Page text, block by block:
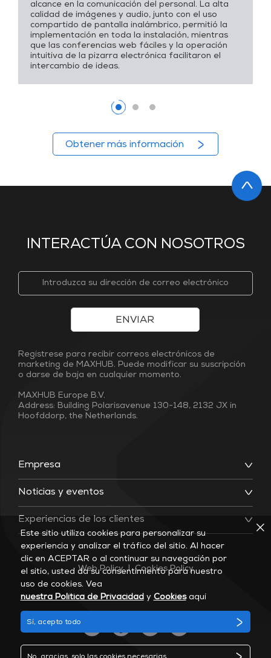
alcance en la comunicación del personal. La alta
calidad de imágenes y audio, junto con el uso
compartido de pantalla inalámbrico, permitió la
implementación en toda la instalación, mientras
que las conferencias web fáciles y la operación
intuitiva de la pizarra electrónica facilitaron el
intercambio de ideas.
Obtener más información
INTERACTÚA CON NOSOTROS
Empresa
Noticias y eventos
Experiencias de los clientes
ENVIAR
Regístrese para recibir correos electrónicos de
marketing de MAXHUB. Puede modificar su suscripción
o darse de baja en cualquier momento.
MAXHUB Europe B.V.
Address: Building Polarisavenue 130-148, 2132 JX in
Hoofddorp, the Netherlands.
Web Policy | Cookies Policy
Este sitio utiliza cookies para personalizar su
experiencia y analizar el tráfico del sitio. Al hacer
clic en ACEPTAR o al continuar su navegación por
el sitio, usted da su consentimiento para nuestro
uso de cookies. Vea
nuestra Política de Privacidady Cookiesaquí
Sí, acepto todo